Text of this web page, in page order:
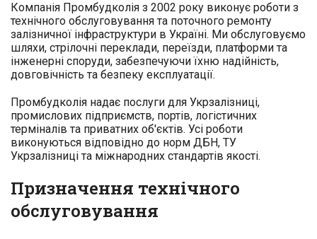
Компанія Промбудколія з 2002 року виконує роботи з
технічного обслуговування та поточного ремонту
залізничної інфраструктури в Україні. Ми обслуговуємо
шляхи, стрілочні переклади, переїзди, платформи та
інженерні споруди, забезпечуючи їхню надійність,
довговічність та безпеку експлуатації.
Промбудколія надає послуги для Укрзалізниці,
промислових підприємств, портів, логістичних
терміналів та приватних об'єктів. Усі роботи
виконуються відповідно до норм ДБН, ТУ
Укрзалізниці та міжнародних стандартів якості.
Призначення технічного
обслуговування